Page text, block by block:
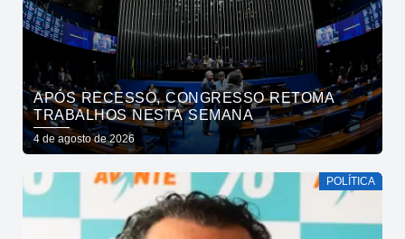
APÓS RECESSO, CONGRESSO RETOMA
TRABALHOS NESTA SEMANA
4 de agosto de 2026
POLÍTICA